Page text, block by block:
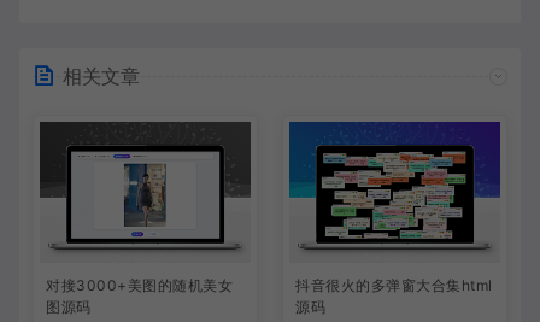
相关文章
对接3000+美图的随机美女
图源码
抖音很火的多弹窗大合集html
源码